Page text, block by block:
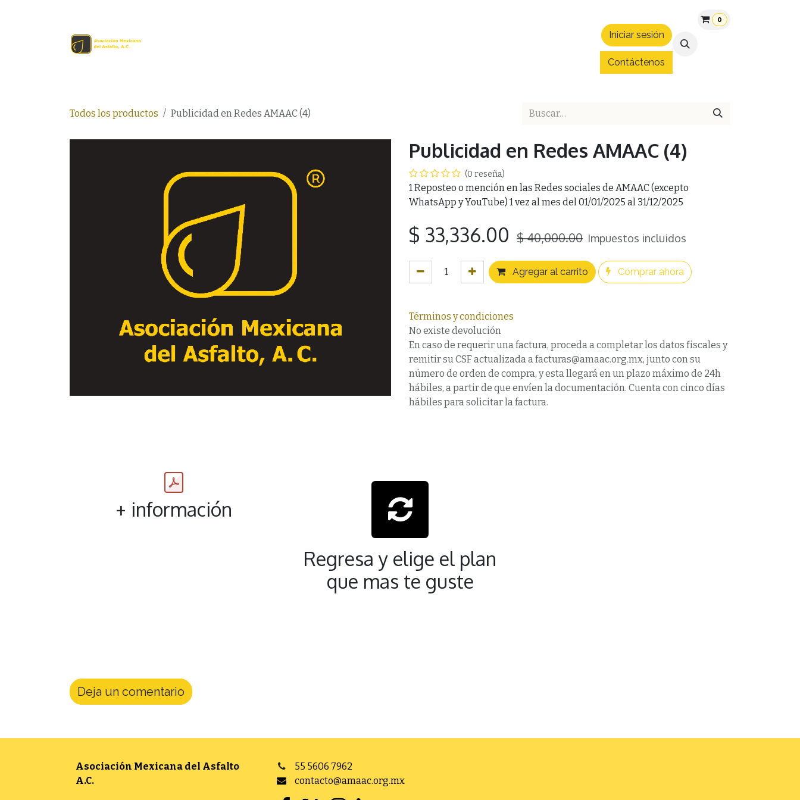
Patrocinios Convenios
Iniciar sesión
Contáctenos
0
Todos los productos Publicidad en Redes AMAAC (4)
Publicidad en Redes AMAAC (4)
(0 reseña)
1 Reposteo o mención en las Redes sociales de AMAAC (excepto
WhatsApp y YouTube) 1 vez al mes del 01/01/2025 al 31/12/2025
$ 33,336.00 $40,000.00 Impuestos incluidos
Agregar al carrito Comprar ahora
Términos y condiciones
No existe devolución
En caso de requerir una factura, proceda a completar los datos fiscales y
remitir su CSF actualizada a facturas@amaac.org.mx, junto con su
número de orden de compra, y esta llegará en un plazo máximo de 24h
hábiles, a partir de que envíen la documentación. Cuenta con cinco días
hábiles para solicitar la factura.
+ información
Regresa y elige el plan
que mas te guste
Deja un comentario
Asociación Mexicana del Asfalto
A.C.
55 5606 7962
contacto@amaac.org.mx